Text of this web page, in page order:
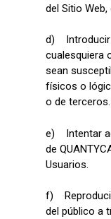
del Sitio
d) Introducir
cualesquiera
sean
físicos o
o de terceros.
e) Intentar
de
Usuarios.
f)
del público a